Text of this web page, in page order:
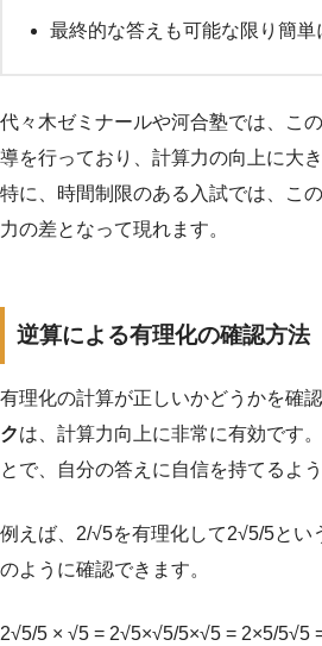
最終的な答えも可能な限り簡単
代々木ゼミナールや河合塾では、こ
導を行っており、計算力の向上に大
特に、時間制限のある入試では、こ
力の差となって現れます。
逆算による有理化の確認方法
有理化の計算が正しいかどうかを確
クは、計算力向上に非常に有効です
とで、自分の答えに自信を持てるよう
例えば、2/√5を有理化して2√5/5とい
のように確認できます。
2√5/5 × √5 = 2√5×√5/5×√5 = 2×5/5√5